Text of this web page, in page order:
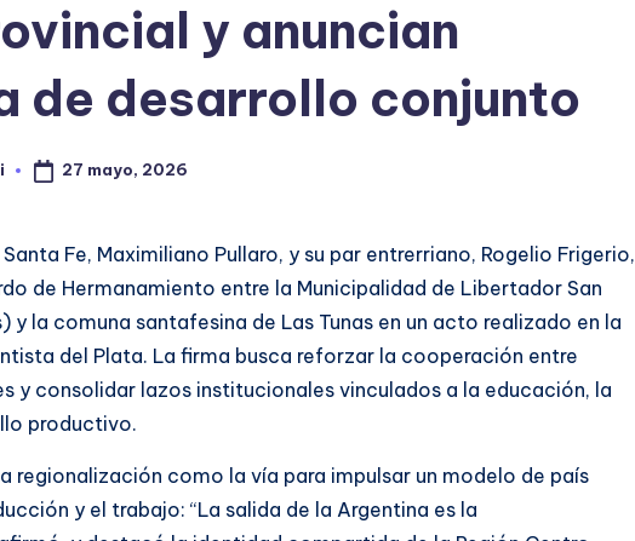
y anuncian
de desarrollo conjunto
27 mayo, 2026
Fe, Maximiliano Pullaro, y su par entrerriano, Rogelio Frigerio,
de Hermanamiento entre la Municipalidad de Libertador San
y la comuna santafesina de Las Tunas en un acto realizado en la
del Plata. La firma busca reforzar la cooperación entre
y consolidar lazos institucionales vinculados a la educación, la
productivo.
regionalización como la vía para impulsar un modelo de país
y el trabajo: “La salida de la Argentina es la